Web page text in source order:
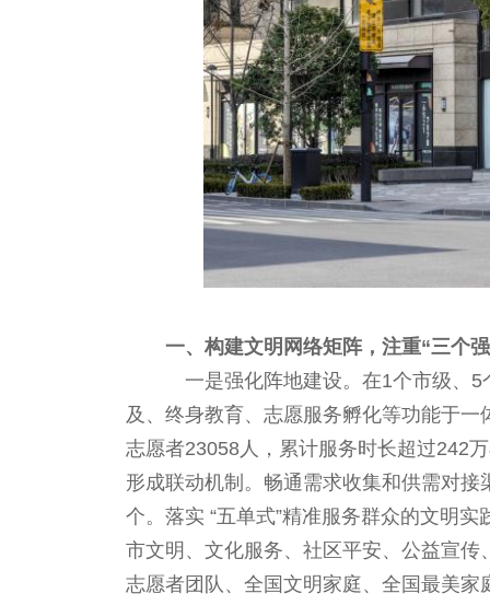
一、构建文明网络矩阵，注重“三个
一是强化阵地建设。在1个市级、5
及、终身教育、志愿服务孵化等功能于
志愿者23058人，累计服务时长超过242
形成联动机制。畅通需求收集和供需对
个。落实 “五单式”精准服务群众的文明
市文明、文化服务、社区平安、公益宣传
志愿者团队、全国文明家庭、全国最美